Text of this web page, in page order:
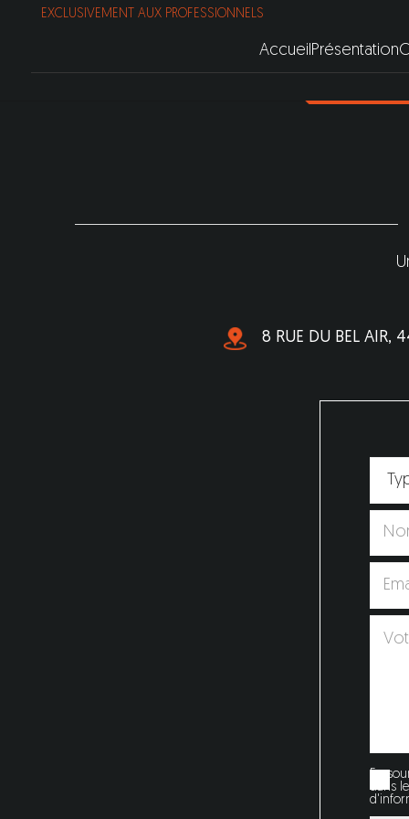
EXCLUSIVEMENT AUX PROFESSIONNELS
Accueil Présentation
8 RUE DU BEL AIR,
En
dans